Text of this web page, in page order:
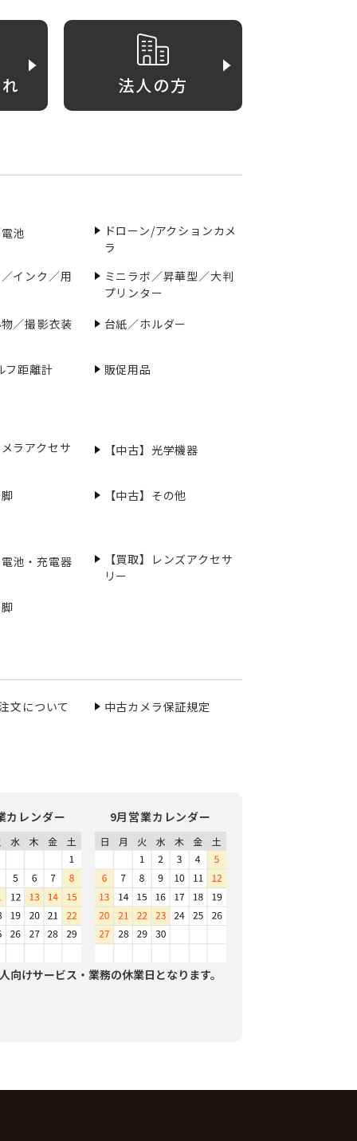
法人の方
池
ドローン/アクションカメ
ラ
インク／用
ミニラボ／昇華型／大判
プリンター
／撮影衣装
台紙／ホルダー
フ距離計 販促用品
ラアクセサ 【中古】光学機器
【中古】その他
池・充電器
【買取】レンズアクセサ
リー
文について 中古カメラ保証規定
カレンダー 9月営業カレンダー
向けサービス・業務の休業日となります。